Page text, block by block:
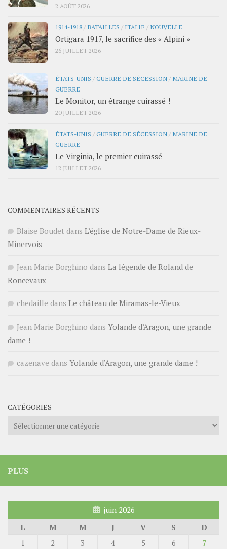
2 AOÛT 2026
1914-1918 / BATAILLES / ITALIE / NOUVELLE
Ortigara 1917, le sacrifice des « Alpini »
26 JUILLET 2026
ÉTATS-UNIS /GUERRE DE SÉCESSION / MARINE DE
GUERRE
Le Monitor, un étrange cuirassé !
20 JUILLET 2026
ÉTATS-UNIS /GUERRE DE SÉCESSION / MARINE DE
GUERRE
Le Virginia, le premier cuirassé
12 JUILLET 2026
COMMENTAIRES RÉCENTS
Blaise Boudet dans L’église de Notre-Dame de Rieux-
Minervois
Jean Marie Borghino dans La légende de Roland de
Roncevaux
chedaille dans Le château de Miramas-le-Vieux
Jean Marie Borghino dans Yolande d’Aragon, une grande
dame !
cazenave dans Yolande d’Aragon, une grande dame !
CATÉGORIES
Catégories
PLUS
juin 2026
L
M M J V S
D
1
2 3 4 5 6
7